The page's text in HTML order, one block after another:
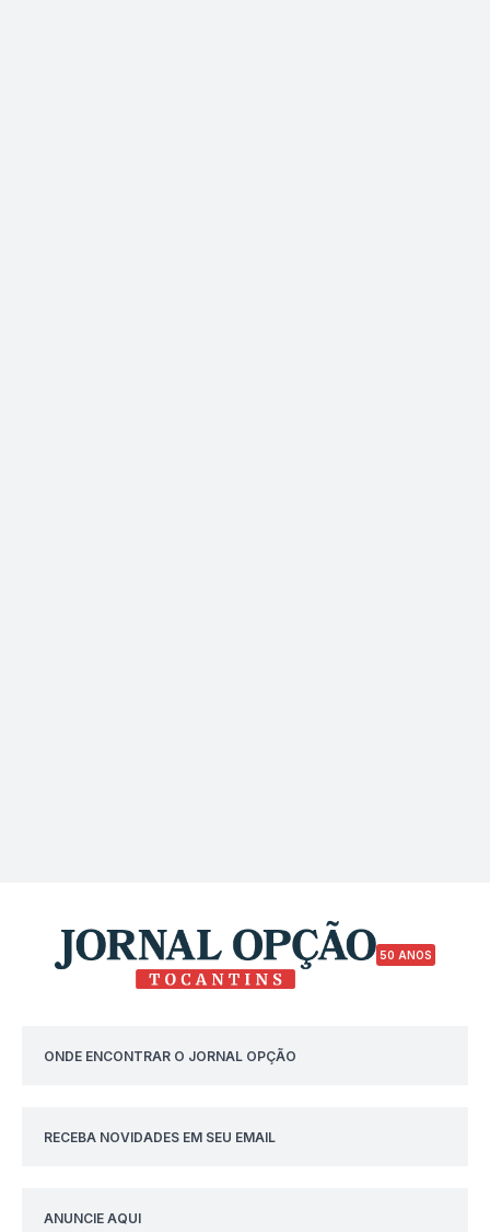
50 ANOS
ONDE ENCONTRAR O JORNAL OPÇÃO
RECEBA NOVIDADES EM SEU EMAIL
ANUNCIE AQUI